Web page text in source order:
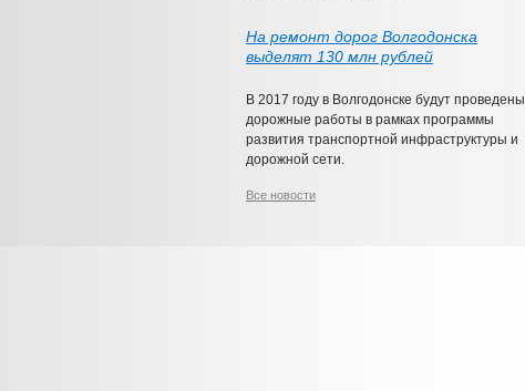
На ремонт дорог Волгодонска
выделят 130 млн рублей
В 2017 году в Волгодонске будут проведены
дорожные работы в рамках программы
развития транспортной инфраструктуры и
дорожной сети.
Все новости